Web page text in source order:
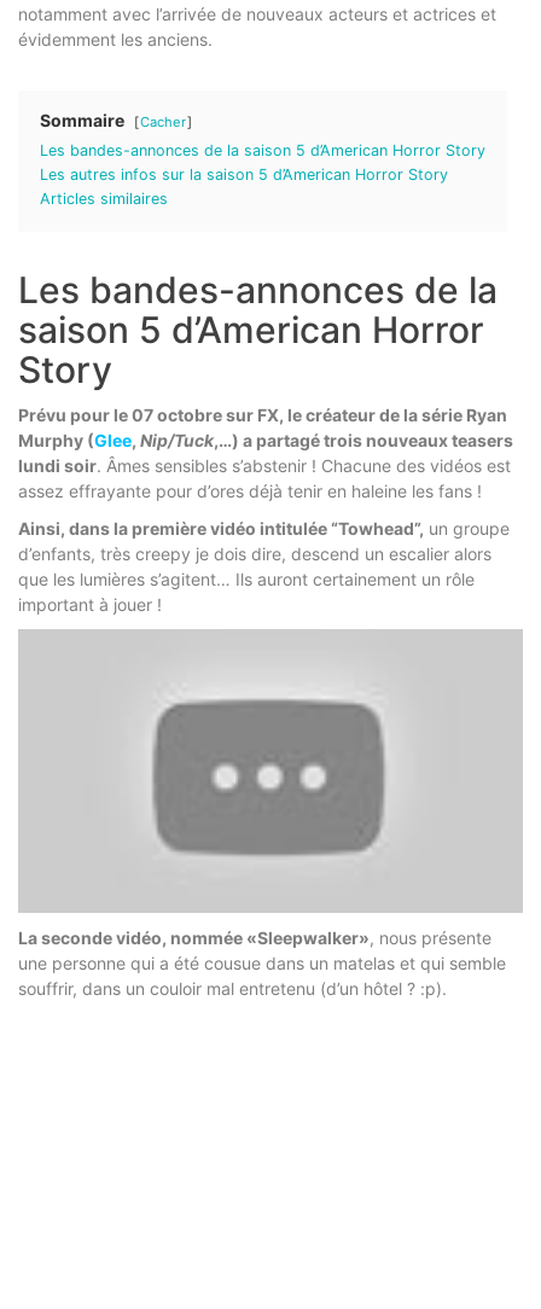
notamment avec l’arrivée de nouveaux acteurs et actrices et
évidemment les anciens.
Sommaire Cacher
Les bandes-annonces de la saison 5 d’American Horror Story
Les autres infos sur la saison 5 d’American Horror Story
Articles similaires
Les bandes-annonces de la
saison 5 d’American Horror
Story
Prévu pour le 07 octobre sur FX, le créateur de la série Ryan
Murphy (Glee, Nip/Tuck,…) a partagé trois nouveaux teasers
lundi soir. Âmes sensibles s’abstenir ! Chacune des vidéos est
assez effrayante pour d’ores déjà tenir en haleine les fans !
Ainsi, dans la première vidéo intitulée “Towhead”, un groupe
d’enfants, très creepy je dois dire, descend un escalier alors
que les lumières s’agitent… Ils auront certainement un rôle
important à jouer !
La seconde vidéo, nommée «Sleepwalker», nous présente
une personne qui a été cousue dans un matelas et qui semble
souffrir, dans un couloir mal entretenu (d’un hôtel ? :p).